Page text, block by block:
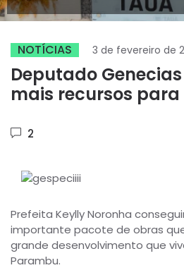
NOTÍCIAS 3 de fevereiro de
Deputado
mais recursos
2
Prefeita Keylly Noronha
importante pacote de obras
grande desenvolvimento que
Parambu.